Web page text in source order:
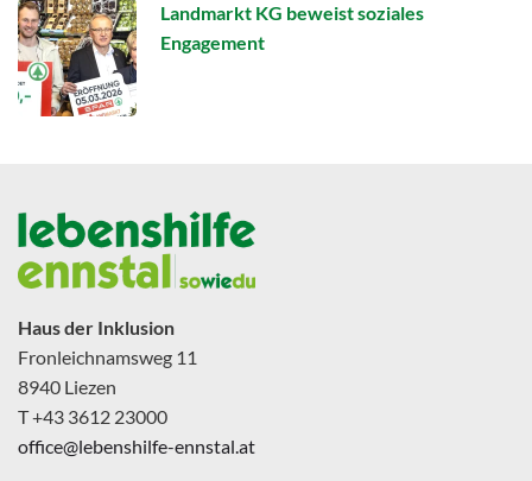
Landmarkt KG beweist soziales
Engagement
Haus der Inklusion
Fronleichnamsweg 11
8940 Liezen
T +43 3612 23000
office@lebenshilfe-ennstal.at